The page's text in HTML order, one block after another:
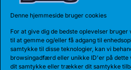
Denne hjemmeside bruger cookies
For at give dig de bedste oplevelser
til at gemme og/eller få adgang til
samtykke til disse teknologier, kan vi
browsingadfærd eller unikke ID'er på dette
dit samtykke eller trækker dit samtykke